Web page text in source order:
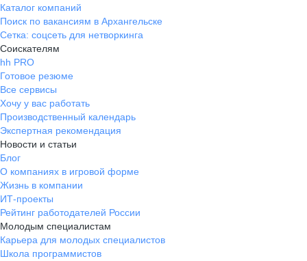
Каталог компаний
Поиск по вакансиям в Архангельске
Сетка: соцсеть для нетворкинга
Соискателям
hh PRO
Готовое резюме
Все сервисы
Хочу у вас работать
Производственный календарь
Экспертная рекомендация
Новости и статьи
Блог
О компаниях в игровой форме
Жизнь в компании
ИТ-проекты
Рейтинг работодателей России
Молодым специалистам
Карьера для молодых специалистов
Школа программистов